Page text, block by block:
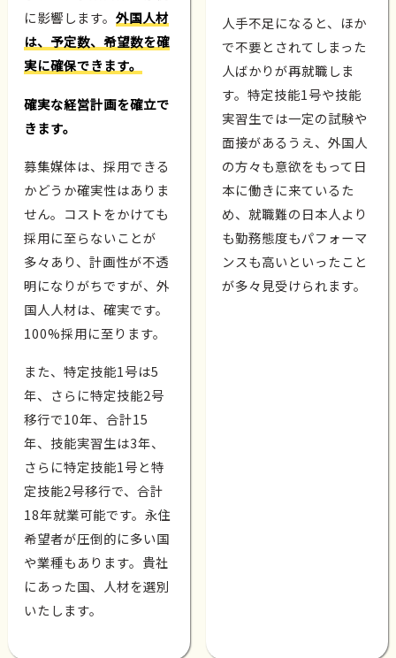
に影響します。 外国人材
は、予定数、希望数を確
実に確保できます。
確実な経営計画を確立で
きます。
募集媒体は、採用できる
かどうか確実性はありま
せん。コストをかけても
採用に至らないことが
多々あり、計画性が不透
明になりがちですが、外
国人人材は、確実です。
100%採用に至ります。
また、特定技能1号は5
年、さらに特定技能2号
移行で10年、合計15
年、技能実習生は3年、
さらに特定技能1号と特
定技能2号移行で、合計
18年就業可能です。永住
希望者が圧倒的に多い国
や業種もあります。貴社
にあった国、人材を選別
いたします。
人手不足になると、ほか
で不要とされてしまった
人ばかりが再就職しま
す。特定技能1号や技能
実習生では一定の試験や
面接があるうえ、外国人
の方々も意欲をもって日
本に働きに来ているた
め、就職難の日本人より
も勤務態度もパフォーマ
ンスも高いといったこと
が多々見受けられます。